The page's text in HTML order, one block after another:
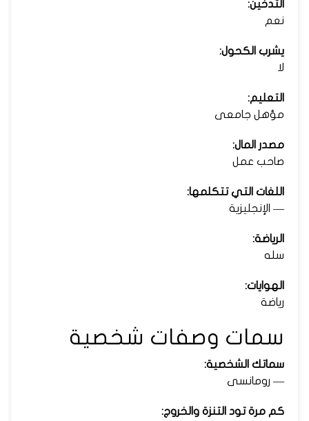
التدخين:
نعم
يشرب الكحول:
لا
التعليم:
مؤهل جامعى
مصدر المال:
صاحب عمل
اللغات التي تتكلمها:
— الإنجليزية
الرياضة:
سله
الهوايات:
رياضة
سمات وصفات شخصية
سماتك الشخصية:
— رومانسى
كم مرة تود التنزة والخروج: